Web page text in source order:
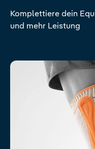
Komplettiere dein
und mehr Leistung
Produktgalerie